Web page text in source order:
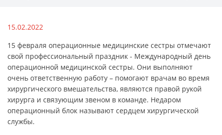
15.02.2022
15 февраля операционные медицинские сестры отмечают
свой профессиональный праздник - Международный день
операционной медицинской сестры. Они выполняют
очень ответственную работу – помогают врачам во время
хирургического вмешательства, являются правой рукой
хирурга и связующим звеном в команде. Недаром
операционный блок называют сердцем хирургической
службы.